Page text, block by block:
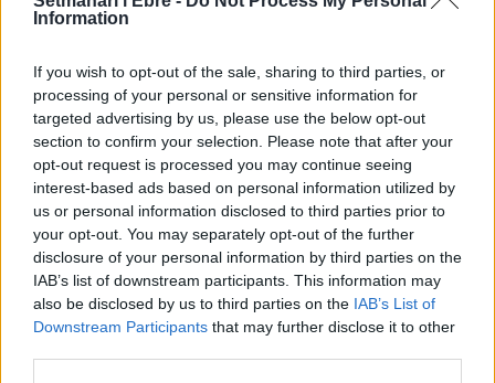
Information
If you wish to opt-out of the sale, sharing to third parties, or
processing of your personal or sensitive information for
targeted advertising by us, please use the below opt-out
section to confirm your selection. Please note that after your
opt-out request is processed you may continue seeing
interest-based ads based on personal information utilized by
us or personal information disclosed to third parties prior to
your opt-out. You may separately opt-out of the further
disclosure of your personal information by third parties on the
IAB’s list of downstream participants. This information may
also be disclosed by us to third parties on the IAB’s List of
Downstream Participants that may further disclose it to other
primeres escomeses del Pla de Barris
Societat
“Escòcia és un país de contradiccions:
salvatge i profundament intel·lectual”
22 de juny de 2026
DEIXA UNA RESPOSTA